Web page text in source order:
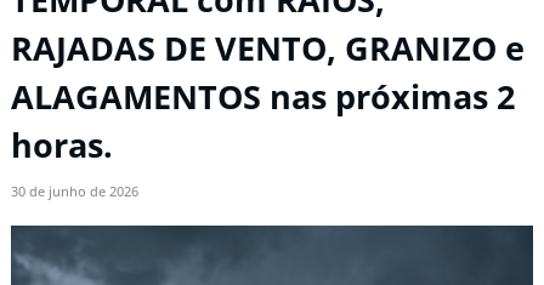
RAJADAS DE VENTO, GRANIZO e
ALAGAMENTOS nas próximas 2
horas.
30 de junho de 2026